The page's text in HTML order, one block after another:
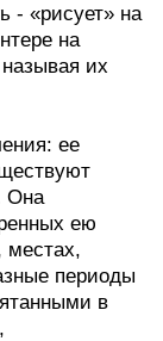
- «рисует» на
на
их
ее
Она
ею
местах,
периоды
в